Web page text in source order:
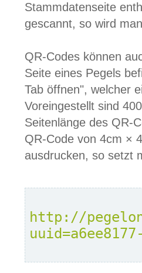
Stammdatenseite
gescannt, so wird
QR-Codes können
Seite eines Pegels
Tab öffnen", welcher
Voreingestellt sind
Seitenlänge des QR-
QR-Code von 4cm ×
ausdrucken, so setzt
http://